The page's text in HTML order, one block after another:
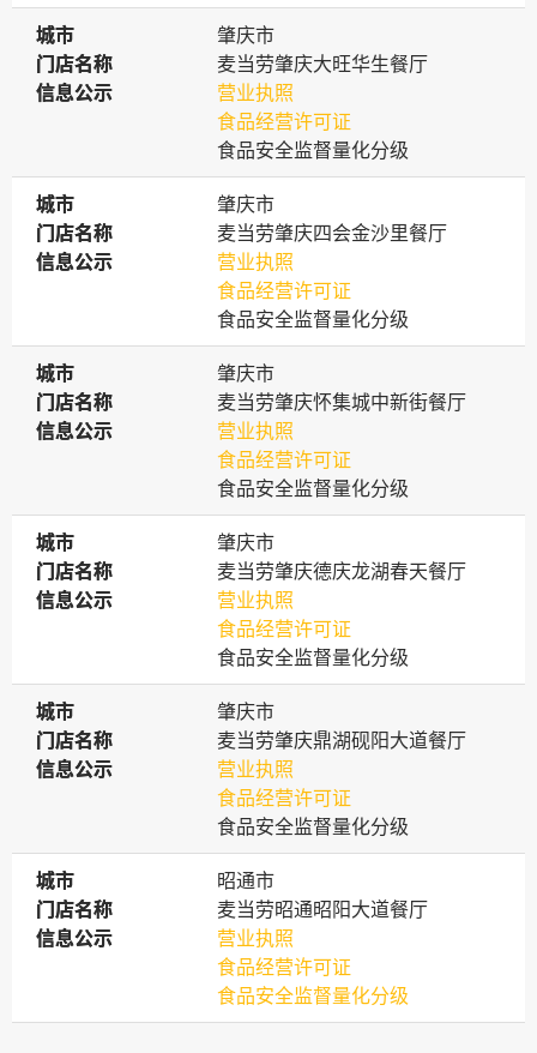
城市
城市
肇庆市
门店名称
门店名称
麦当劳肇庆大旺华生餐厅
信息公示
信息公示
营业执照
食品经营许可证
食品安全监督量化分级
城市
城市
肇庆市
门店名称
门店名称
麦当劳肇庆四会金沙里餐厅
信息公示
信息公示
营业执照
食品经营许可证
食品安全监督量化分级
城市
城市
肇庆市
门店名称
门店名称
麦当劳肇庆怀集城中新街餐厅
信息公示
信息公示
营业执照
食品经营许可证
食品安全监督量化分级
城市
城市
肇庆市
门店名称
门店名称
麦当劳肇庆德庆龙湖春天餐厅
信息公示
信息公示
营业执照
食品经营许可证
食品安全监督量化分级
城市
城市
肇庆市
门店名称
门店名称
麦当劳肇庆鼎湖砚阳大道餐厅
信息公示
信息公示
营业执照
食品经营许可证
食品安全监督量化分级
城市
城市
昭通市
门店名称
门店名称
麦当劳昭通昭阳大道餐厅
信息公示
信息公示
营业执照
食品经营许可证
食品安全监督量化分级